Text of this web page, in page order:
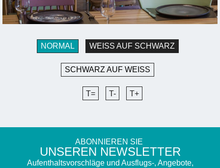
NORMAL WEISS AUF SCHWARZ
SCHWARZ AUF WEISS
T= T- T+
ABONNIEREN SIE
UNSEREN NEWSLETTER
Aufenthaltsvorschläge und Ausflugs-, Angebote,